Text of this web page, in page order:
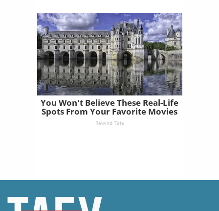
You Won't Believe These Real-Life
Spots From Your Favorite Movies
Rewind Tale